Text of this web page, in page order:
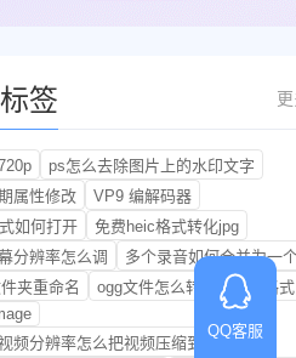
签
ps怎么去除图片上的水印文字
属性修改
VP9 编解码器
如何打开
免费heic格式转化jpg
分辨率怎么调
多个录音如何合并为一
夹重命名
ogg文件怎么转换为mp3格式
频分辨率怎么把视频压缩到最小
QQ客服